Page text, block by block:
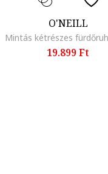
O'NEILL
19.899 Ft